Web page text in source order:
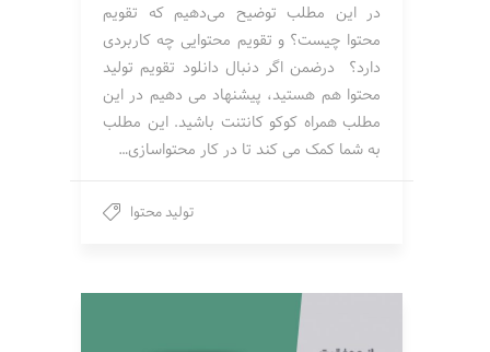
در این مطلب توضیح می‌دهیم که تقویم
محتوا چیست؟ و تقویم محتوایی چه کاربردی
دارد؟ درضمن اگر دنبال دانلود تقویم تولید
محتوا هم هستید، پیشنهاد می دهیم در این
مطلب همراه کوکو کانتنت باشید. این مطلب
به شما کمک می کند تا در کار محتواسازی…
تولید محتوا